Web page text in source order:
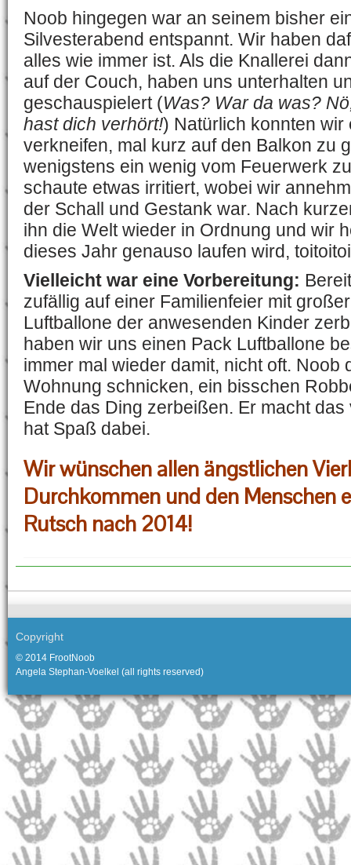
Noob hingegen war an seinem bisher
Silvesterabend entspannt. Wir haben
alles wie immer ist. Als die Knallerei
auf der Couch, haben uns unterhalten
geschauspielert (Was? War da was?
hast dich verhört!) Natürlich konnten wir
verkneifen, mal kurz auf den Balkon zu
wenigstens ein wenig vom Feuerwerk
schaute etwas irritiert, wobei wir
der Schall und Gestank war. Nach
ihn die Welt wieder in Ordnung und wir
dieses Jahr genauso laufen wird,
Vielleicht war eine Vorbereitung:
zufällig auf einer Familienfeier mit
Luftballone der anwesenden Kinder
haben wir uns einen Pack Luftballone
immer mal wieder damit, nicht oft. Noob
Wohnung schnicken, ein bisschen
Ende das Ding zerbeißen. Er macht
hat Spaß dabei.
Wir wünschen allen ängstlichen
Durchkommen und den Menschen
Rutsch nach 2014!
Copyright
© 2014 FrootNoob
Angela Stephan-Voelkel (all rights reserved)